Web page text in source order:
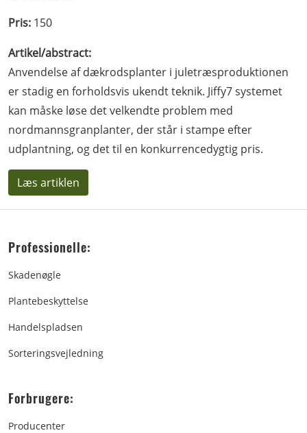
Pris: 150
Artikel/abstract:
Anvendelse af dækrodsplanter i juletræsproduktionen
er stadig en forholdsvis ukendt teknik. Jiffy7 systemet
kan måske løse det velkendte problem med
nordmannsgranplanter, der står i stampe efter
udplantning, og det til en konkurrencedygtig pris.
Læs artiklen
Professionelle:
Skadenøgle
Plantebeskyttelse
Handelspladsen
Sorteringsvejledning
Forbrugere:
Producenter